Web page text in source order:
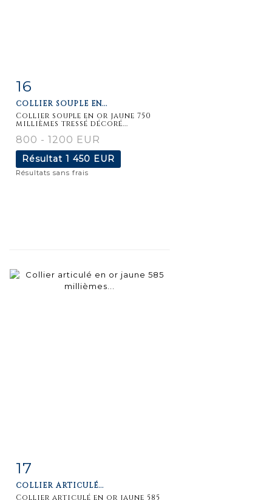
16
COLLIER SOUPLE EN...
Collier souple en or jaune 750
millièmes tressé décoré...
800 - 1200 EUR
Résultat 1 450 EUR
Résultats sans frais
17
COLLIER ARTICULÉ...
Collier articulé en or jaune 585